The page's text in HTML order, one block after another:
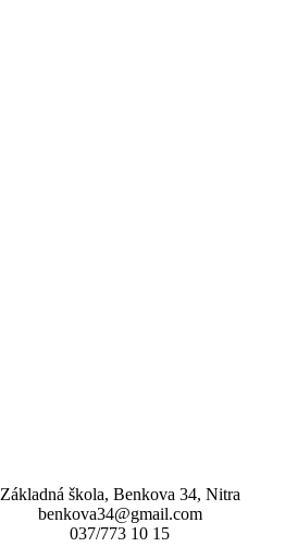
Základná škola, Benkova 34, Nitra
benkova34@gmail.com
037/773 10 15